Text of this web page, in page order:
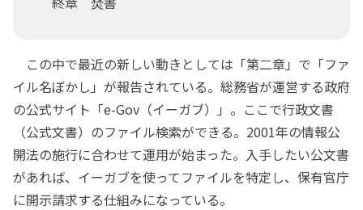
この中で最近の新しい動きとしては「第二章」で「ファ
イル名ぼかし」が報告されている。総務省が運営する政府
の公式サイト「e-Gov（イーガブ）」。ここで行政文書
（公式文書）のファイル検索ができる。2001年の情報公
開法の施行に合わせて運用が始まった。入手したい公文書
があれば、イーガブを使ってファイルを特定し、保有官庁
に開示請求する仕組みになっている。